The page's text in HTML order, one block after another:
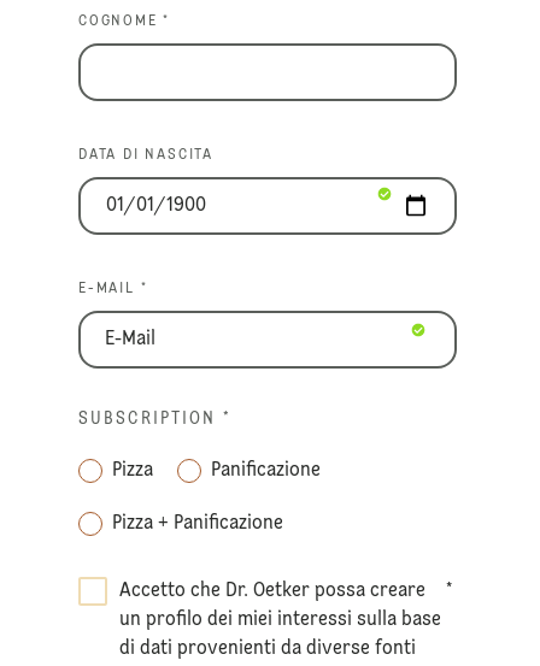
COGNOME *
DATA DI NASCITA
E-MAIL *
SUBSCRIPTION *
Pizza Panificazione
Pizza + Panificazione
Accetto che Dr. Oetker possa creare
un profilo dei miei interessi sulla base
di dati provenienti da diverse fonti
*